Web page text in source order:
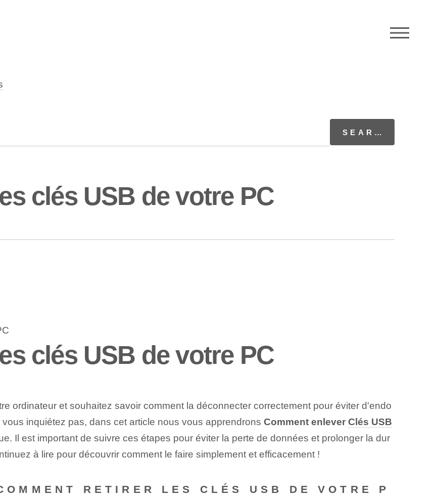
clés USB de votre PC
clés USB de votre PC
ordinateur et souhaitez savoir comment la déconnecter correctement pour éviter d'endo
inquiétez pas, dans cet article nous vous apprendrons Comment enlever Clés USB
Il est important de suivre ces étapes pour éviter la perte de données et prolonger la dur
à lire ⁣pour ⁣découvrir comment⁣ le faire simplement et efficacement !
RETIRER LES CLÉS USB DE VOTRE P